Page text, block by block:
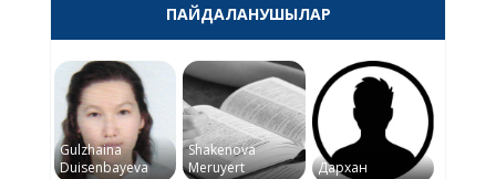
ПАЙДАЛАНУШЫЛАР
Gulzhaina
Duisenbayeva
Shakenova
Meruyert
Дархан